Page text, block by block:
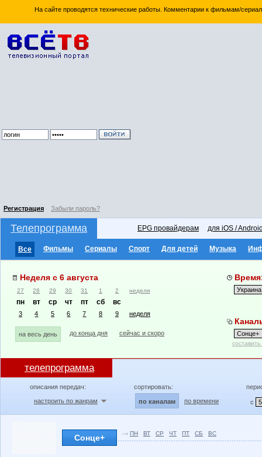
На сайте проводятся технические работы. Комментарии к фильмам/
Регистрация Забыли пароль?
Телепрограмма EPG провайдерам для iOS /
Все Фильмы Сериалы Спорт Для детей Музыка
Неделя с 6 августа
27 28 29 30 31 1 2 неделя
пн вт ср чт пт сб вс
3 4 5 6 7 8 9 неделя
на весь день до конца дня сейчас и скоро
телепрограмма
описания передач:
настроить по жанрам
сортировать:
по каналам по времени с
Сонце+ ПН ВТ СР ЧТ ПТ СБ ВС